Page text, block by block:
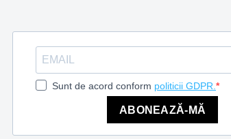
Sunt de acord conform politicii GDPR.
ABONEAZĂ-MĂ